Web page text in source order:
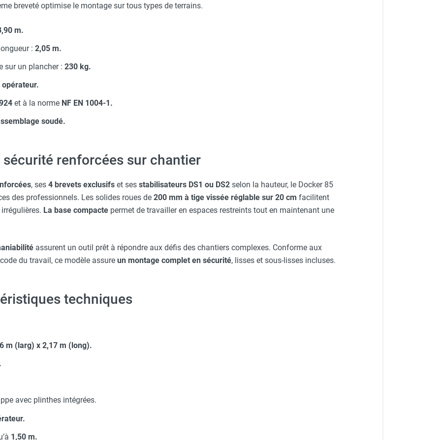
breveté optimise le montage sur tous types de terrains.
m.
: 2,05 m.
sur un plancher : 230 kg.
opérateur.
et à la norme NF EN 1004-1.
soudé.
renforcées sur chantier
, ses 4 brevets exclusifs et ses stabilisateurs DS1 ou DS2 selon la hauteur, le Docker 85
des professionnels. Les solides roues de 200 mm à tige vissée réglable sur 20 cm facilitent
La base compacte permet de travailler en espaces restreints tout en maintenant une
assurent un outil prêt à répondre aux défis des chantiers complexes. Conforme aux
du travail, ce modèle assure un montage complet en sécurité, lisses et sous-lisses incluses.
techniques
m (larg) x 2,17 m (long).
avec plinthes intégrées.
1,50 m.